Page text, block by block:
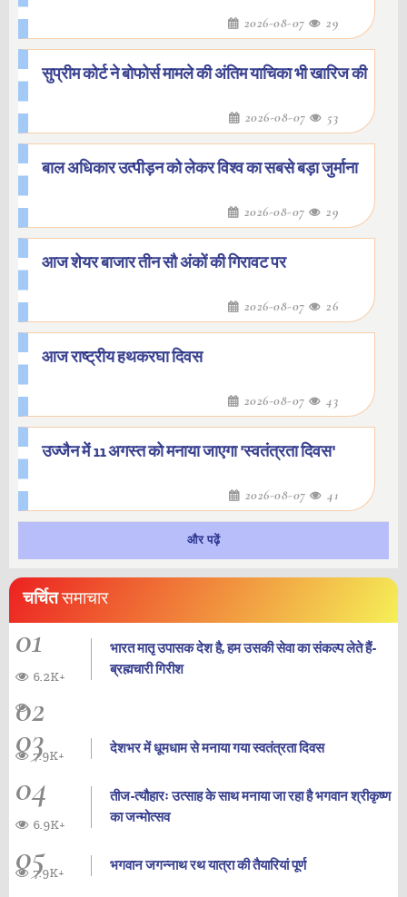
2026-08-07 29
सुप्रीम कोर्ट ने बोफोर्स मामले की अंतिम याचिका भी खारिज की
2026-08-07 53
बाल अधिकार उत्पीड़न को लेकर विश्व का सबसे बड़ा जुर्माना
2026-08-07 29
आज शेयर बाजार तीन सौ अंकों की गिरावट पर
2026-08-07 26
आज राष्ट्रीय हथकरघा दिवस
2026-08-07 43
उज्जैन में 11 अगस्त को मनाया जाएगा 'स्वतंत्रता दिवस'
2026-08-07 41
और पढ़ें
चर्चितसमाचार
01
भारत मातृ उपासक देश है, हम उसकी सेवा का संकल्प लेते हैं-
ब्रह्मचारी गिरीश
6.2K+
02
03 देशभर में धूमधाम से मनाया गया स्वतंत्रता दिवस
7.9K+
04
तीज-त्यौहारः उत्साह के साथ मनाया जा रहा है भगवान श्रीकृष्ण
का जन्‍मोत्‍सव
6.9K+
05 भगवान जगन्नाथ रथ यात्रा की तैयारियां पूर्ण
7.9K+